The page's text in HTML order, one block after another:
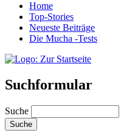
Home
Top-Stories
Neueste Beiträge
Die Mucha -Tests
Suchformular
Suche